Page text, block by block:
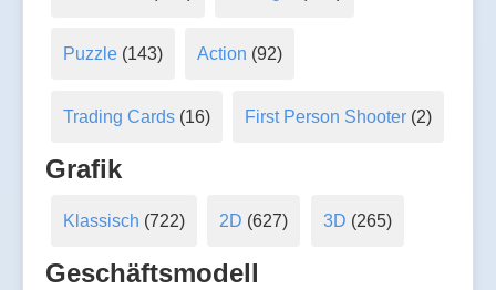
Puzzle(143) Action (92)
Trading Cards(16) First Person Shooter (2)
Grafik
Klassisch (722) 2D (627) 3D (265)
Geschäftsmodell